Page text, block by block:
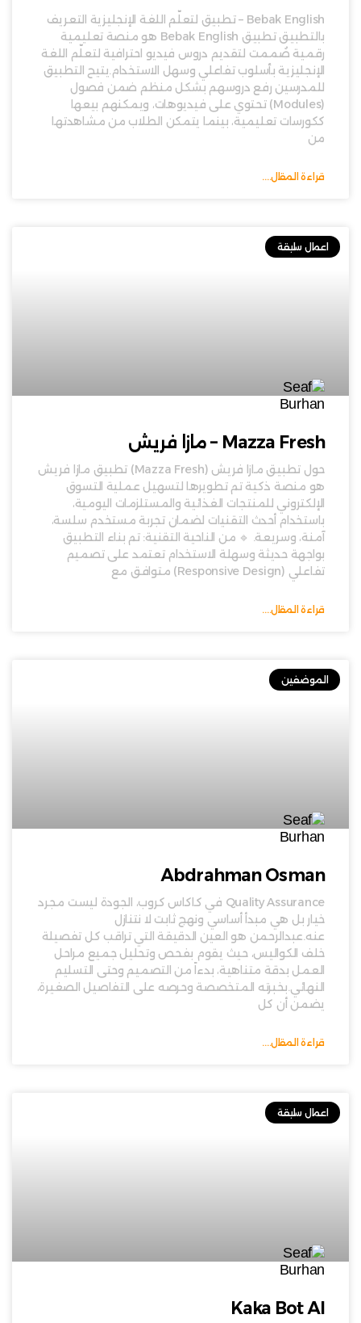
Bebak English – تطبيق لتعلّم اللغة الإنجليزية التعريف
بالتطبيق تطبيق Bebak English هو منصة تعليمية
رقمية صُممت لتقديم دروس فيديو احترافية لتعلّم اللغة
الإنجليزية بأسلوب تفاعلي وسهل الاستخدام.يتيح التطبيق
للمدرسين رفع دروسهم بشكل منظم ضمن فصول
(Modules) تحتوي على فيديوهات، ويمكنهم بيعها
ككورسات تعليمية، بينما يتمكن الطلاب من مشاهدتها
من
قراءة المقال....
اعمال سابقة
Mazza Fresh – مازا فريش
حول تطبيق مازا فريش (Mazza Fresh) تطبيق مازا فريش
هو منصة ذكية تم تطويرها لتسهيل عملية التسوق
الإلكتروني للمنتجات الغذائية والمستلزمات اليومية،
باستخدام أحدث التقنيات لضمان تجربة مستخدم سلسة،
آمنة، وسريعة. 🔹 من الناحية التقنية: تم بناء التطبيق
بواجهة حديثة وسهلة الاستخدام تعتمد على تصميم
تفاعلي (Responsive Design) متوافق مع
قراءة المقال....
الموضفين
Abdrahman Osman
Quality Assurance في كاكاس كروب، الجودة ليست مجرد
خيار بل هي مبدأ أساسي ونهج ثابت لا نتنازل
عنه.عبدالرحمن هو العين الدقيقة التي تراقب كل تفصيلة
خلف الكواليس، حيث يقوم بفحص وتحليل جميع مراحل
العمل بدقة متناهية، بدءاً من التصميم وحتى التسليم
النهائي.بخبرته المتخصصة وحرصه على التفاصيل الصغيرة،
يضمن أن كل
قراءة المقال....
اعمال سابقة
Kaka Bot AI